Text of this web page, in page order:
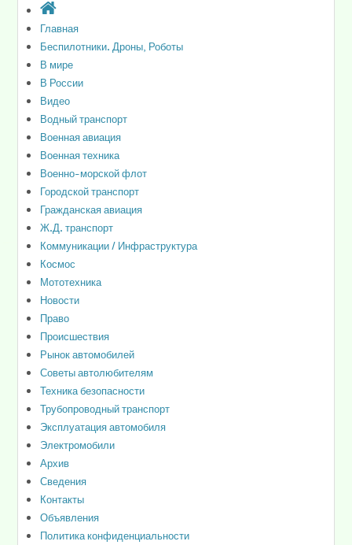
Главная
Беспилотники. Дроны, Роботы
В мире
В России
Видео
Водный транспорт
Военная авиация
Военная техника
Военно-морской флот
Городской транспорт
Гражданская авиация
Ж.Д. транспорт
Коммуникации / Инфраструктура
Космос
Мототехника
Новости
Право
Происшествия
Рынок автомобилей
Советы автолюбителям
Техника безопасности
Трубопроводный транспорт
Эксплуатация автомобиля
Электромобили
Архив
Сведения
Контакты
Объявления
Политика конфиденциальности